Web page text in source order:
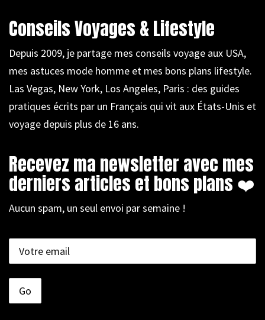
Conseils Voyages & Lifestyle
Depuis 2009, je partage mes conseils voyage aux USA,
mes astuces mode homme et mes bons plans lifestyle.
Las Vegas, New York, Los Angeles, Paris : des guides
pratiques écrits par un Français qui vit aux États-Unis et
voyage depuis plus de 16 ans.
Recevez ma newsletter avec mes
derniers articles et bons plans ❤️
Aucun spam, un seul envoi par semaine !